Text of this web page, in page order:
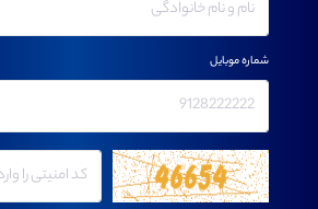
شماره موبایل